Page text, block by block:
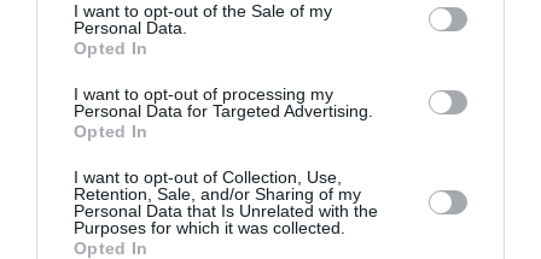
I want to opt-out of the Sale of my
Personal Data.
Opted In
I want to opt-out of processing my
Personal Data for Targeted Advertising.
Opted In
I want to opt-out of Collection, Use,
Retention, Sale, and/or Sharing of my
Personal Data that Is Unrelated with the
Purposes for which it was collected.
Opted In
CIEL : ROGER SOMMER
FAIT ENCORE
L’ACTUALITÉ